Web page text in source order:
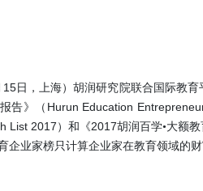
15日，上海）胡润研究院联合国际教
告》（ Hurun Education
List 2017 ）和《2017胡润百学•大额
企业家榜只计算企业家在教育领域的